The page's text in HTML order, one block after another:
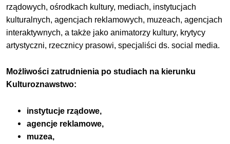
rządowych, ośrodkach kultury, mediach, instytucjach
kulturalnych, agencjach reklamowych, muzeach, agencjach
interaktywnych, a także jako animatorzy kultury, krytycy
artystyczni, rzecznicy prasowi, specjaliści ds. social media.
Możliwości zatrudnienia po studiach na kierunku
Kulturoznawstwo:
instytucje rządowe,
agencje reklamowe,
muzea,